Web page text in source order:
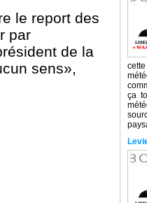
le report des
par
de la
sens»,
ça